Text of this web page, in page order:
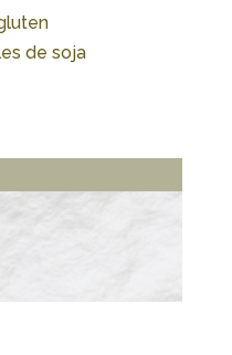
de soja